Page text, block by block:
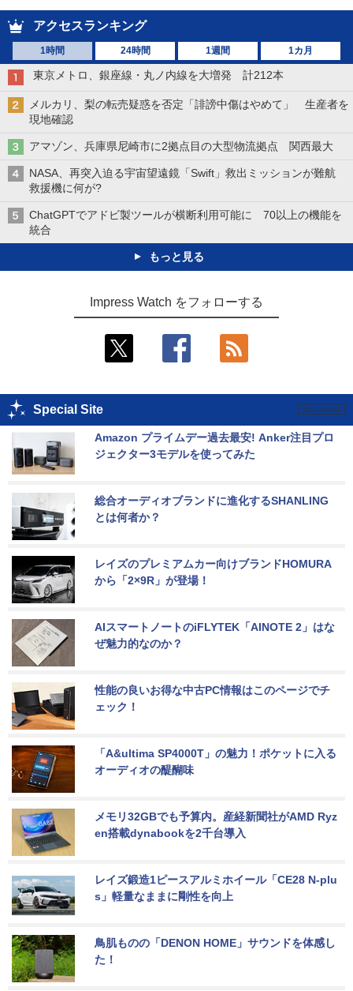
アクセスランキング
1時間 24時間 1週間 1カ月
東京メトロ、銀座線・丸ノ内線を大増発 計212本
メルカリ、梨の転売疑惑を否定「誹謗中傷はやめて」 生産者を
現地確認
アマゾン、兵庫県尼崎市に2拠点目の大型物流拠点 関西最大
NASA、再突入迫る宇宙望遠鏡「Swift」救出ミッションが難航
救援機に何が?
ChatGPTでアドビ製ツールが横断利用可能に 70以上の機能を
統合
もっと見る
Impress Watch をフォローする
Special Site
Amazon プライムデー過去最安! Anker注目プロ
ジェクター3モデルを使ってみた
総合オーディオブランドに進化するSHANLING
とは何者か？
レイズのプレミアムカー向けブランドHOMURA
から「2×9R」が登場！
AIスマートノートのiFLYTEK「AINOTE 2」はな
ぜ魅力的なのか？
性能の良いお得な中古PC情報はこのページでチ
ェック！
「A&ultima SP4000T」の魅力！ポケットに入る
オーディオの醍醐味
メモリ32GBでも予算内。産経新聞社がAMD Ryz
en搭載dynabookを2千台導入
レイズ鍛造1ピースアルミホイール「CE28 N-plu
s」軽量なままに剛性を向上
鳥肌ものの「DENON HOME」サウンドを体感し
た！